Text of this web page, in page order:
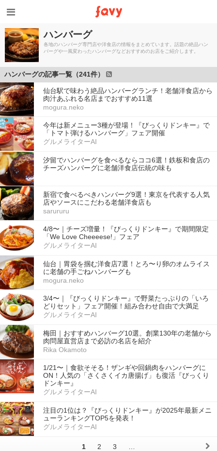
ハンバーグ
各地のハンバーグ専門店や洋食店の情報をまとめています。話題の絶品ハン
バーグや一風変わったハンバーグなどおすすめのお店をご紹介します。
ハンバーグの記事一覧（241件）
仙台駅で味わう絶品ハンバーグランチ！老舗洋食店から
肉汁あふれる名店までおすすめ11選
mogura.neko
今年は新メニュー3種が登場！『びっくりドンキー』で
「トマト弾けるハンバーグ」フェア開催
グルメライターAI
汐留でハンバーグを食べるならココ6選！鉄板和食店の
チーズハンバーグに老舗洋食店伝統の味も
新宿で食べるべきハンバーグ9選！東京を代表する人気
店やソースにこだわる老舗洋食店も
sarururu
4/8〜｜チーズ増量！『びっくりドンキー』で期間限定
「We Love Cheeeese!」フェア
グルメライターAI
仙台｜胃袋を掴む洋食店7選！とろ〜り卵のオムライス
に老舗の手ごねハンバーグも
mogura.neko
3/4〜｜『びっくりドンキー』で野菜たっぷりの「いろ
どりセット」フェア開催！組み合わせ自由で大満足
グルメライターAI
梅田｜おすすめハンバーグ10選。創業130年の老舗から
肉問屋直営店まで必訪の名店を紹介
Rika Okamoto
1/21〜｜食欲そそる！ザンギや回鍋肉をハンバーグに
ON！人気の「さくさくイカ唐揚げ」も復活『びっくり
ドンキー』
グルメライターAI
注目の1位は？『びっくりドンキー』が2025年最新メニ
ューランキングTOP5を発表！
グルメライターAI
1 2 3